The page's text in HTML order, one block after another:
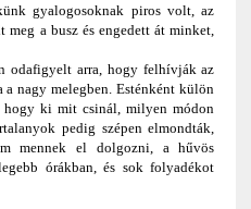
gyalogosoknak piros volt, az
a busz és engedett át minket,
odafigyelt arra, hogy felhívják az
a nagy melegben. Esténként külön
ki mit csinál, milyen módon
pedig szépen elmondták,
mennek el dolgozni, a hűvös
órákban, és sok folyadékot